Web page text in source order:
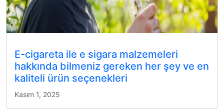
E-cigareta ile e sigara malzemeleri
hakkında bilmeniz gereken her şey ve en
kaliteli ürün seçenekleri
Kasım 1, 2025